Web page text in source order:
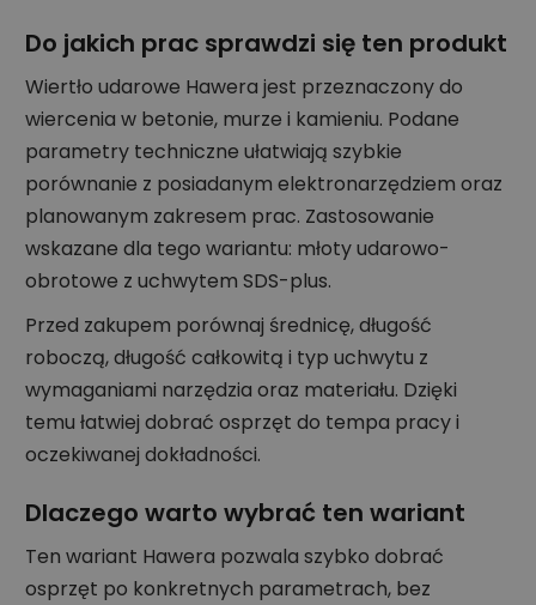
Do jakich prac sprawdzi się ten produkt
Wiertło udarowe Hawera jest przeznaczony do
wiercenia w betonie, murze i kamieniu. Podane
parametry techniczne ułatwiają szybkie
porównanie z posiadanym elektronarzędziem oraz
planowanym zakresem prac. Zastosowanie
wskazane dla tego wariantu: młoty udarowo-
obrotowe z uchwytem SDS-plus.
Przed zakupem porównaj średnicę, długość
roboczą, długość całkowitą i typ uchwytu z
wymaganiami narzędzia oraz materiału. Dzięki
temu łatwiej dobrać osprzęt do tempa pracy i
oczekiwanej dokładności.
Dlaczego warto wybrać ten wariant
Ten wariant Hawera pozwala szybko dobrać
osprzęt po konkretnych parametrach, bez